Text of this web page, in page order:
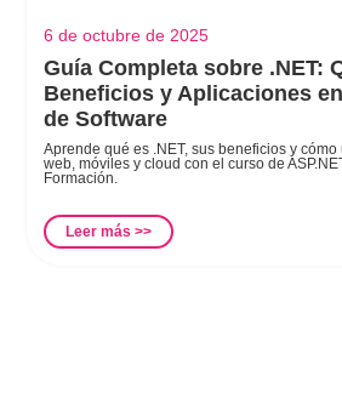
6 de octubre de 2025
Guía Completa sobre .NET:
Beneficios y Aplicaciones
de Software
Aprende qué es .NET, sus beneficios y
web, móviles y cloud con el curso de
Formación.
Leer más >>